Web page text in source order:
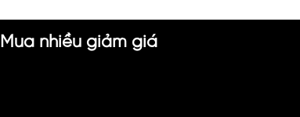
Mua nhiều giảm giá